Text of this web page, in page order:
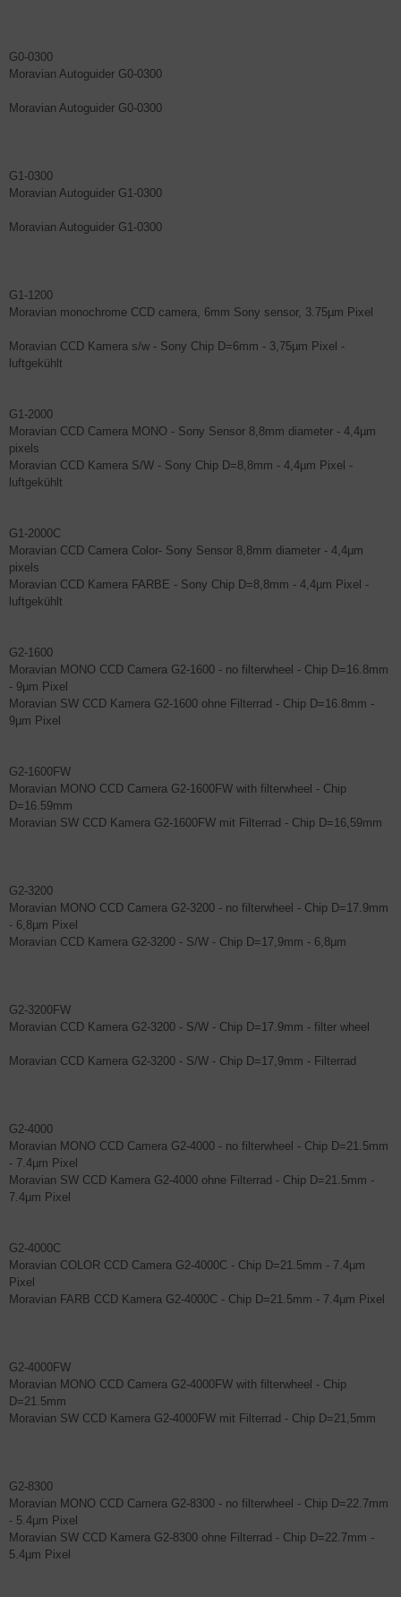
G0-0300
Moravian Autoguider G0-0300
Moravian Autoguider G0-0300
G1-0300
Moravian Autoguider G1-0300
Moravian Autoguider G1-0300
G1-1200
Moravian monochrome CCD camera, 6mm Sony sensor, 3.75µm Pixel
Moravian CCD Kamera s/w - Sony Chip D=6mm - 3,75µm Pixel -
luftgekühlt
G1-2000
Moravian CCD Camera MONO - Sony Sensor 8,8mm diameter - 4,4µm
pixels
Moravian CCD Kamera S/W - Sony Chip D=8,8mm - 4,4µm Pixel -
luftgekühlt
G1-2000C
Moravian CCD Camera Color- Sony Sensor 8,8mm diameter - 4,4µm
pixels
Moravian CCD Kamera FARBE - Sony Chip D=8,8mm - 4,4µm Pixel -
luftgekühlt
G2-1600
Moravian MONO CCD Camera G2-1600 - no filterwheel - Chip D=16.8mm
- 9µm Pixel
Moravian SW CCD Kamera G2-1600 ohne Filterrad - Chip D=16.8mm -
9µm Pixel
G2-1600FW
Moravian MONO CCD Camera G2-1600FW with filterwheel - Chip
D=16.59mm
Moravian SW CCD Kamera G2-1600FW mit Filterrad - Chip D=16,59mm
G2-3200
Moravian MONO CCD Camera G2-3200 - no filterwheel - Chip D=17.9mm
- 6,8µm Pixel
Moravian CCD Kamera G2-3200 - S/W - Chip D=17,9mm - 6,8µm
G2-3200FW
Moravian CCD Kamera G2-3200 - S/W - Chip D=17.9mm - filter wheel
Moravian CCD Kamera G2-3200 - S/W - Chip D=17,9mm - Filterrad
G2-4000
Moravian MONO CCD Camera G2-4000 - no filterwheel - Chip D=21.5mm
- 7.4µm Pixel
Moravian SW CCD Kamera G2-4000 ohne Filterrad - Chip D=21.5mm -
7.4µm Pixel
G2-4000C
Moravian COLOR CCD Camera G2-4000C - Chip D=21.5mm - 7.4µm
Pixel
Moravian FARB CCD Kamera G2-4000C - Chip D=21.5mm - 7.4µm Pixel
G2-4000FW
Moravian MONO CCD Camera G2-4000FW with filterwheel - Chip
D=21.5mm
Moravian SW CCD Kamera G2-4000FW mit Filterrad - Chip D=21,5mm
G2-8300
Moravian MONO CCD Camera G2-8300 - no filterwheel - Chip D=22.7mm
- 5.4µm Pixel
Moravian SW CCD Kamera G2-8300 ohne Filterrad - Chip D=22.7mm -
5.4µm Pixel